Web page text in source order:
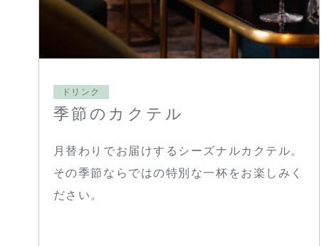
ドリンク
季節のカクテル
月替わりでお届けするシーズナルカクテル。
その季節ならではの特別な一杯をお楽しみく
ださい。